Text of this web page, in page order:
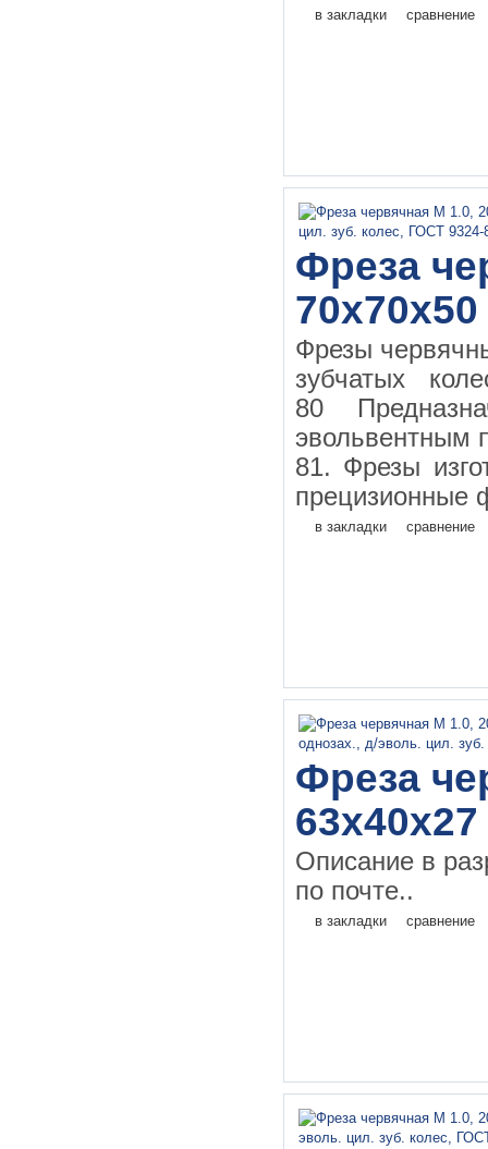
в закладки сравнение
Фреза
Фрезы
зубчатых
80
эвольвентным
81. Фрезы
прецизионные
в закладки сравнение
Фреза
Описание в
по почте..
в закладки сравнение